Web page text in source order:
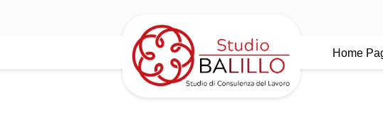
Home